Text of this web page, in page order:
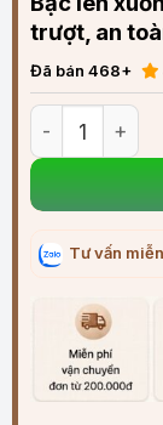
trượt, an
Đã bán 468+
Bậc lên xuống
Tư vấn